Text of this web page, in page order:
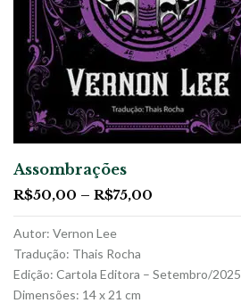
Assombrações
R$50,00 – R$75,00
Autor: Vernon Lee
Tradução: Thais Rocha
Edição: Cartola Editora – Setembro/2025
Dimensões: 14 x 21 cm